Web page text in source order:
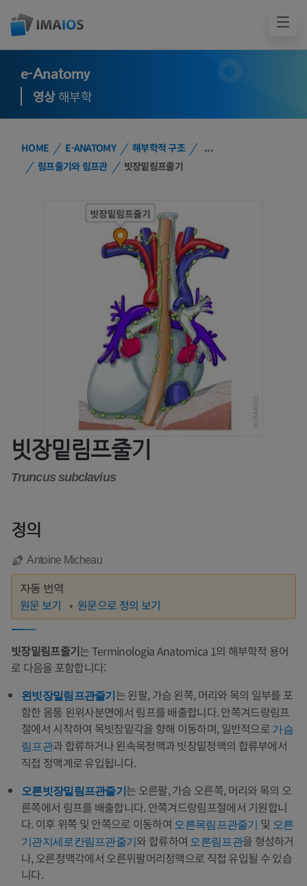
e-Anatomy
영상해부학
HOME E-ANATOMY 해부학적 구조
...
림프줄기와 림프관
빗장밑림프줄기
빗장밑림프줄기
Truncus subclavius
정의
Antoine Micheau
자동 번역
원문 보기 원문으로 정의 보기
빗장밑림프줄기는 Terminologia Anatomica 1의 해부학적 용어
로 다음을 포함합니다:
왼빗장밑림프관줄기는 왼팔, 가슴 왼쪽, 머리와 목의 일부를 포
함한 몸통 왼위사분면에서 림프를 배출합니다. 안쪽겨드랑림프
절에서 시작하여 목빗장밑각을 향해 이동하며, 일반적으로가슴
림프관과 합류하거나 왼속목정맥과 빗장밑정맥의 합류부에서
직접 정맥계로 유입됩니다.
오른빗장밑림프관줄기는 오른팔, 가슴 오른쪽, 머리와 목의 오
른쪽에서 림프를 배출합니다. 안쪽겨드랑림프절에서 기원합니
다. 이후 위쪽 및 안쪽으로 이동하여 오른목림프관줄기 및 오른
기관지세로칸림프관줄기와 합류하여 오른림프관을 형성하거
나, 오른정맥각에서 오른위팔머리정맥으로 직접 유입될 수 있습
니다.